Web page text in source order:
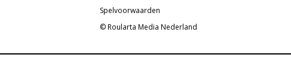
Spelvoorwaarden
© Roularta Media Nederland